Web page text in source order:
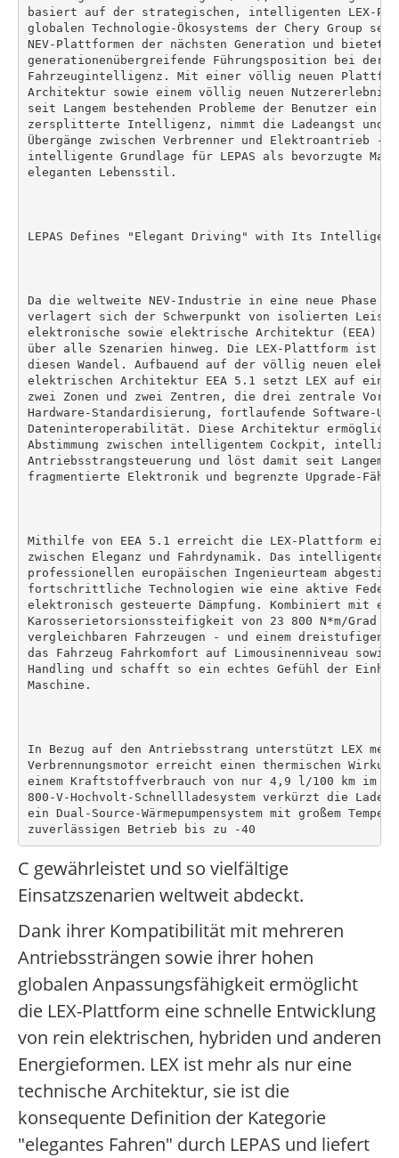
basiert auf der strategischen, intelligenten LEX-
globalen Technologie-Ökosystems der Chery Group
NEV-Plattformen der nächsten Generation und bietet
generationenübergreifende Führungsposition bei der
Fahrzeugintelligenz. Mit einer völlig neuen
Architektur sowie einem völlig neuen
seit Langem bestehenden Probleme der Benutzer
zersplitterte Intelligenz, nimmt die Ladeangst und
Übergänge zwischen Verbrenner und Elektroantrieb -
intelligente Grundlage für LEPAS als bevorzugte
eleganten Lebensstil.
LEPAS Defines "Elegant Driving" with Its Intelligent
Da die weltweite NEV-Industrie in eine neue Phase
verlagert sich der Schwerpunkt von isolierten
elektronische sowie elektrische Architektur (EEA)
über alle Szenarien hinweg. Die LEX-Plattform ist
diesen Wandel. Aufbauend auf der völlig neuen
elektrischen Architektur EEA 5.1 setzt LEX auf
zwei Zonen und zwei Zentren, die drei zentrale
Hardware-Standardisierung, fortlaufende Software-
Dateninteroperabilität. Diese Architektur
Abstimmung zwischen intelligentem Cockpit,
Antriebsstrangsteuerung und löst damit seit Langem
fragmentierte Elektronik und begrenzte Upgrade-
Mithilfe von EEA 5.1 erreicht die LEX-Plattform eine
zwischen Eleganz und Fahrdynamik. Das intelligente
professionellen europäischen Ingenieurteam
fortschrittliche Technologien wie eine aktive
elektronisch gesteuerte Dämpfung. Kombiniert mit
Karosserietorsionssteifigkeit von 23 800 N*m/Grad
vergleichbaren Fahrzeugen - und einem dreistufigen
das Fahrzeug Fahrkomfort auf Limousinenniveau
Handling und schafft so ein echtes Gefühl der
Maschine.
In Bezug auf den Antriebsstrang unterstützt LEX
Verbrennungsmotor erreicht einen thermischen
einem Kraftstoffverbrauch von nur 4,9 l/100 km im
800-V-Hochvolt-Schnellladesystem verkürzt die
ein Dual-Source-Wärmepumpensystem mit großem
C gewährleistet und so vielfältige
Einsatzszenarien weltweit abdeckt.
Dank ihrer Kompatibilität mit mehreren
Antriebssträngen sowie ihrer hohen
globalen Anpassungsfähigkeit ermöglicht
die LEX-Plattform eine schnelle Entwicklung
von rein elektrischen, hybriden und anderen
Energieformen. LEX ist mehr als nur eine
technische Architektur, sie ist die
konsequente Definition der Kategorie
"elegantes Fahren" durch LEPAS und liefert